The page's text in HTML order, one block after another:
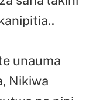
unauma
Nikiwa